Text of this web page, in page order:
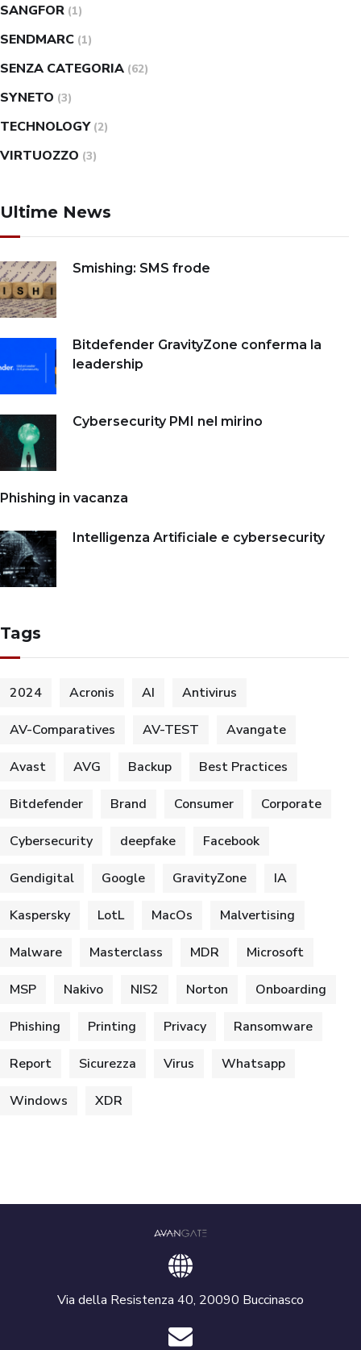
SANGFOR (1)
SENDMARC (1)
SENZA CATEGORIA (62)
SYNETO (3)
TECHNOLOGY (2)
VIRTUOZZO (3)
Ultime News
Smishing: SMS frode
Bitdefender GravityZone conferma la
leadership
Cybersecurity PMI nel mirino
Phishing in vacanza
Intelligenza Artificiale e cybersecurity
Tags
2024 Acronis AI Antivirus
AV-Comparatives AV-TEST Avangate
Avast AVG Backup Best Practices
Bitdefender Brand Consumer Corporate
Cybersecurity deepfake Facebook
Gendigital Google GravityZone IA
Kaspersky LotL MacOs Malvertising
Malware Masterclass MDR Microsoft
MSP Nakivo NIS2 Norton Onboarding
Phishing Printing Privacy Ransomware
Report Sicurezza Virus Whatsapp
Windows XDR
Via della Resistenza 40, 20090 Buccinasco